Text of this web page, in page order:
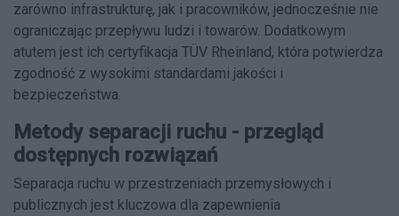
zarówno infrastrukturę, jak i pracowników, jednocześnie nie
ograniczając przepływu ludzi i towarów. Dodatkowym
atutem jest ich certyfikacja TÜV Rheinland, która potwierdza
zgodność z wysokimi standardami jakości i
bezpieczeństwa.
Metody separacji ruchu - przegląd
dostępnych rozwiązań
Separacja ruchu w przestrzeniach przemysłowych i
publicznych jest kluczowa dla zapewnienia